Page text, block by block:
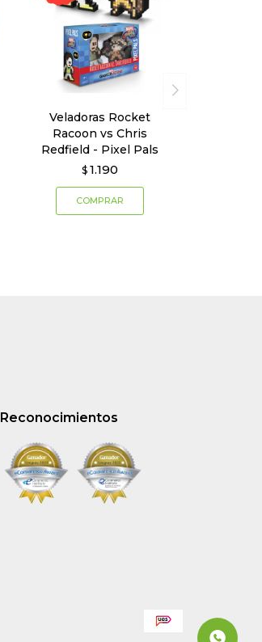
Veladoras Rocket
Racoon vs Chris
Redfield - Pixel Pals
$ 1.190
Reconocimientos